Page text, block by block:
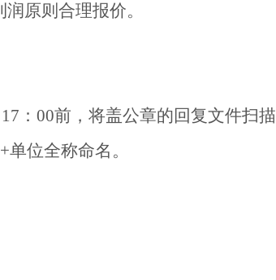
原则合理报价。
17：00前，将盖公章的回复文件扫描
+单位全称命名。